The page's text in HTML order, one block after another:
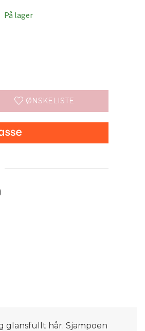
På lager
ØNSKELISTE
glansfullt hår. Sjampoen